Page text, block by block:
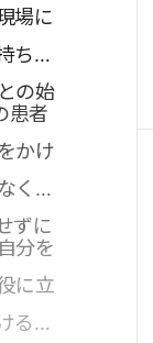
場に
ちは
の始
患者
かけ
くな
ずに
分を
に立
る。